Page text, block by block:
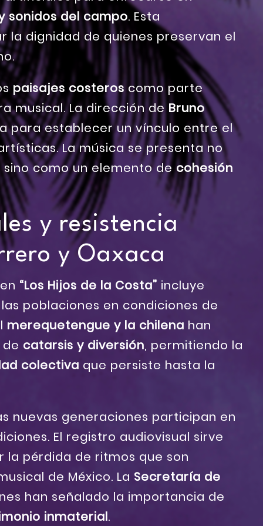
sonidos del campo. Esta
la dignidad de quienes preservan el
paisajes costeros como parte
musical. La dirección de Bruno
para establecer un vínculo entre el
La música se presenta no
como un elemento decohesión
y resistencia
y Oaxaca
“Los Hijos de la Costa” incluye
poblaciones en condiciones de
merequetengue y la chilena han
catarsis y diversión, permitiendo la
colectiva que persiste hasta la
nuevas generaciones participan en
El registro audiovisual sirve
pérdida de ritmos que son
de México. La Secretaría de
han señalado la importancia de
inmaterial.